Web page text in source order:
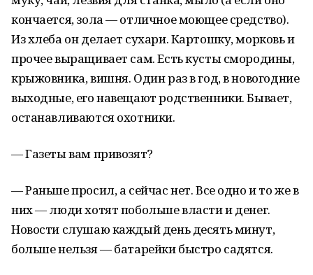
кончается, зола — отличное моющее средство).
Из хлеба он делает сухари. Картошку, морковь и
прочее выращивает сам. Есть кусты смородины,
крыжовника, вишня. Один раз в год, в новогодние
выходные, его навещают родственники. Бывает,
останавливаются охотники.
— Газеты вам привозят?
— Раньше просил, а сейчас нет. Все одно и то же в
них — люди хотят побольше власти и денег.
Новости слушаю каждый день десять минут,
больше нельзя — батарейки быстро садятся.